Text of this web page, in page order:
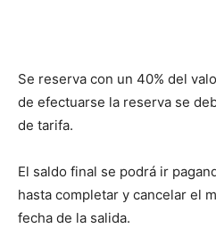
Se reserva con un 40% del
de efectuarse la reserva se
de tarifa.
El saldo final se podrá ir
hasta completar y cancelar el
fecha de la salida.